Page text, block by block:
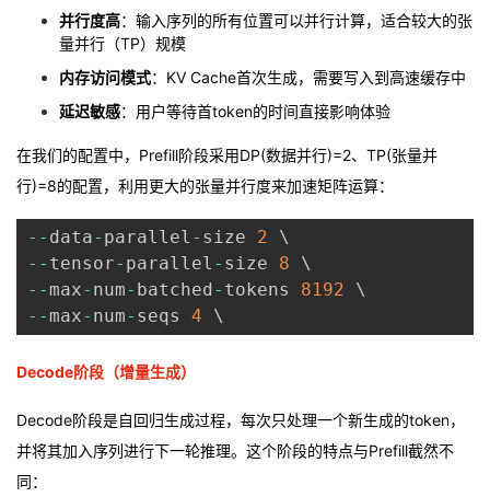
并行度高：输入序列的所有位置可以并行计算，适合较大的张
量并行（TP）规模
内存访问模式： KV Cache首次生成，需要写入到高速缓存中
延迟敏感：用户等待首token的时间直接影响体验
在我们的配置中，Prefill阶段采用DP(数据并行)=2、TP(张量并
行)=8的配置，利用更大的张量并行度来加速矩阵运算：
-- data- parallel - size 2
-- tensor- parallel - size 8
-- max- num- batched - tokens 8192
-- max- num- seqs 4
Decode阶段（增量生成）
Decode阶段是自回归生成过程，每次只处理一个新生成的token，
并将其加入序列进行下一轮推理。这个阶段的特点与Prefill截然不
同：